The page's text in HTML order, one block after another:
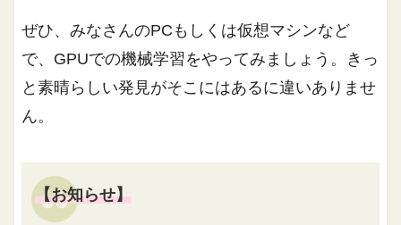
ぜひ、みなさんのPCもしくは仮想マシンなど
で、GPUでの機械学習をやってみましょう。きっ
と素晴らしい発見がそこにはあるに違いありませ
ん。
【お知らせ】